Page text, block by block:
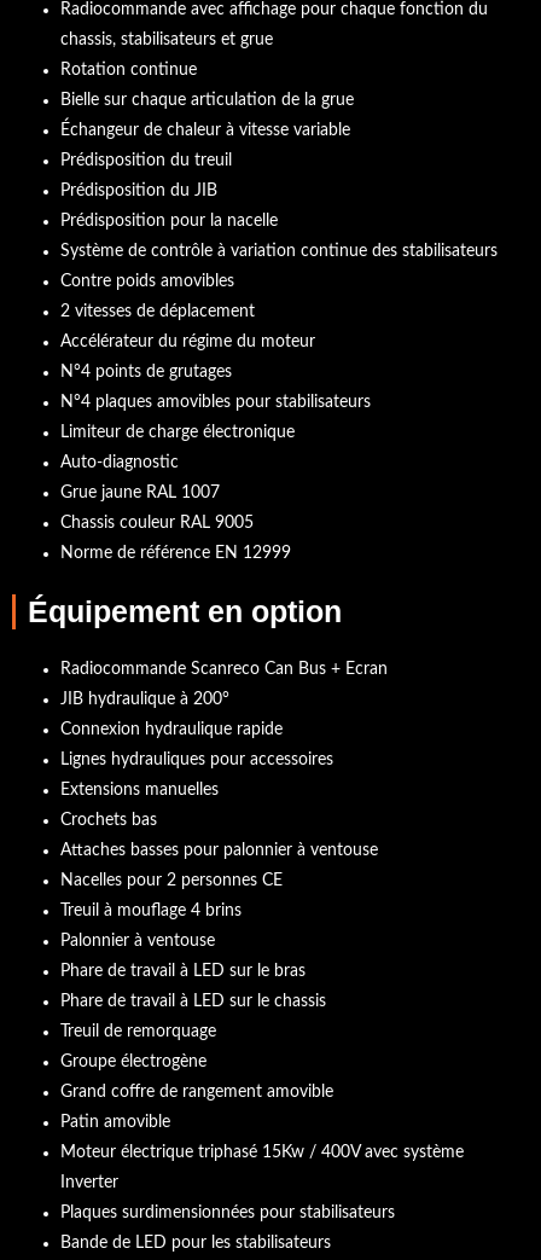
Radiocommande avec affichage pour chaque fonction du
chassis, stabilisateurs et grue
Rotation continue
Bielle sur chaque articulation de la grue
Échangeur de chaleur à vitesse variable
Prédisposition du treuil
Prédisposition du JIB
Prédisposition pour la nacelle
Système de contrôle à variation continue des stabilisateurs
Contre poids amovibles
2 vitesses de déplacement
Accélérateur du régime du moteur
N°4 points de grutages
N°4 plaques amovibles pour stabilisateurs
Limiteur de charge électronique
Auto-diagnostic
Grue jaune RAL 1007
Chassis couleur RAL 9005
Norme de référence EN 12999
Équipement en option
Radiocommande Scanreco Can Bus + Ecran
JIB hydraulique à 200°
Connexion hydraulique rapide
Lignes hydrauliques pour accessoires
Extensions manuelles
Crochets bas
Attaches basses pour palonnier à ventouse
Nacelles pour 2 personnes CE
Treuil à mouflage 4 brins
Palonnier à ventouse
Phare de travail à LED sur le bras
Phare de travail à LED sur le chassis
Treuil de remorquage
Groupe électrogène
Grand coffre de rangement amovible
Patin amovible
Moteur électrique triphasé 15Kw / 400V avec système
Inverter
Plaques surdimensionnées pour stabilisateurs
Bande de LED pour les stabilisateurs